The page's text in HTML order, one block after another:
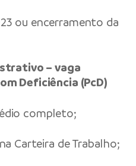
ou encerramento da
– vaga
Deficiência (PcD)
completo;
Carteira de Trabalho;